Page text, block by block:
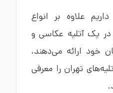
علاوه بر انواع
در یک آتلیه عکاسی و
خود ارائه می‌دهند،
تهران را معرفی